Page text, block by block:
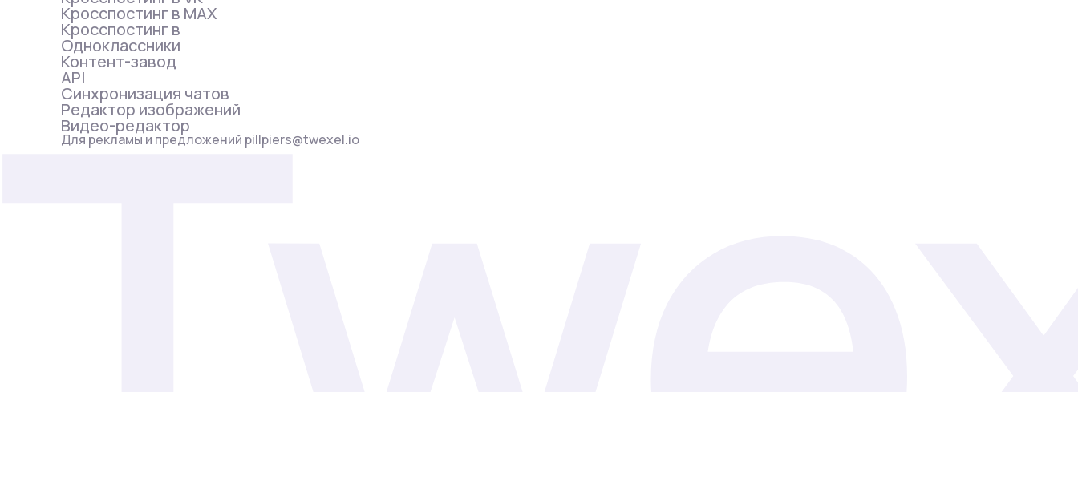
Кросспостинг в MAX
Кросспостинг в
Одноклассники
Контент-завод
API
Синхронизация чатов
Редактор изображений
Видео-редактор
Для рекламы и предложений pillpiers@twexel.io